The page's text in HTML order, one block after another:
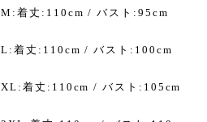
M:着丈:110cm / バスト:95cm
L:着丈:110cm / バスト:100cm
XL:着丈:110cm / バスト:105cm